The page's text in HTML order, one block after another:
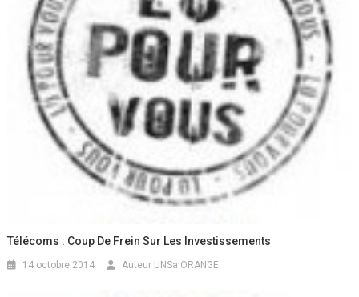
Télécoms : Coup De Frein Sur Les Investissements
14 octobre 2014 Auteur UNSa ORANGE